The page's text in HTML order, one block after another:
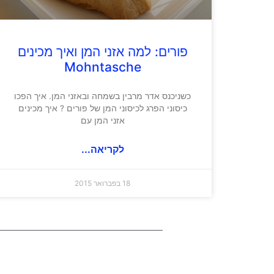
פורים: למה אזני המן ואיך מכינים
Mohntasche
כשניכנס אדר מרבין בשמחה ובאזני המן. איך הפכו
כיסוני הפרג לכיסוני המן של פורים ? איך מכינים
אזני המן עם
לקריאה...
18 בפברואר 2015